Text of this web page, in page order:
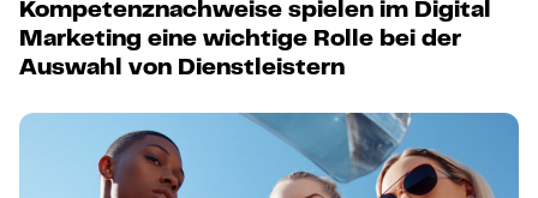
Kompetenznachweise spielen im Digital
Marketing eine wichtige Rolle bei der
Auswahl von Dienstleistern